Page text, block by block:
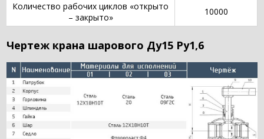
Количество рабочих циклов «открыто
– закрыто»
10000
Чертеж крана шарового Ду15 Ру1,6